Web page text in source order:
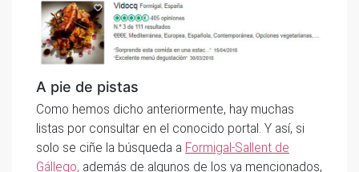
A pie de pistas
Como hemos dicho anteriormente, hay muchas
listas por consultar en el conocido portal. Y así, si
solo se ciñe la búsqueda a Formigal-Sallent de
Gállego, además de algunos de los ya mencionados,